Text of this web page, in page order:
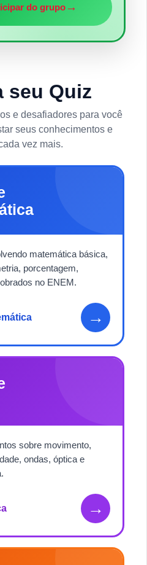
do grupo→
seu Quiz
e desafiadores para você
seus conhecimentos e
vez mais.
matemática básica,
porcentagem,
no ENEM.
→
sobre movimento,
ondas, óptica e
→